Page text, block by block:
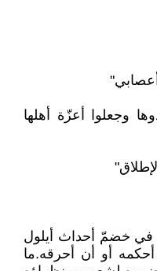
وجعلوا أعزّة أهلها
في خضمّ أحداث أيلول
أن أحكمه أو أن أحرقه.ما